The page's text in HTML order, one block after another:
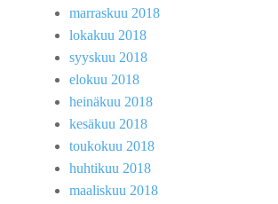
marraskuu 2018
lokakuu 2018
syyskuu 2018
elokuu 2018
heinäkuu 2018
kesäkuu 2018
toukokuu 2018
huhtikuu 2018
maaliskuu 2018